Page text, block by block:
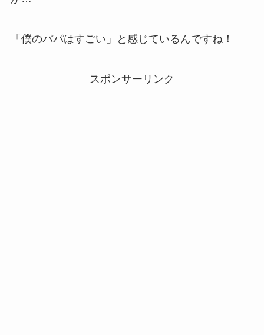
「僕のパパはすごい」と感じているんですね！
スポンサーリンク